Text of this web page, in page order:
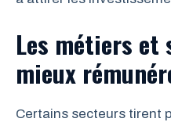
Les métiers et
mieux
Certains secteurs tirent